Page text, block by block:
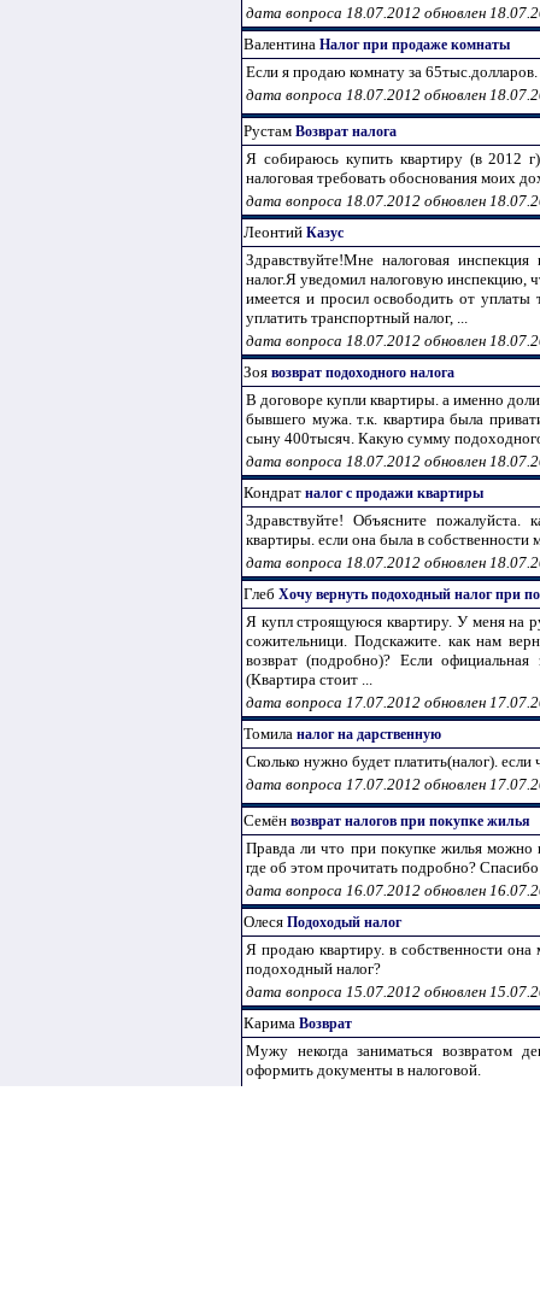
дата вопроса 18.07.2012 обновлен
Валентина Налог при продаже комнаты
Если я продаю комнату за 65тыс.долларов.
дата вопроса 18.07.2012 обновлен
Рустам Возврат налога
Я собираюсь купить квартиру (в 2012
налоговая требовать обоснования моих
дата вопроса 18.07.2012 обновлен
Леонтий Казус
Здравствуйте!Мне налоговая
налог.Я уведомил налоговую инспекцию,
имеется и просил освободить от уплаты
уплатить транспортный налог, ...
дата вопроса 18.07.2012 обновлен
Зоя возврат подоходного налога
В договоре купли квартиры. а именно
бывшего мужа. т.к. квартира была
сыну 400тысяч. Какую сумму
дата вопроса 18.07.2012 обновлен
Кондрат налог с продажи квартиры
Здравствуйте! Объясните
квартиры. если она была в собственности
дата вопроса 18.07.2012 обновлен
Глеб Хочу вернуть подоходный налог при
Я купл строящуюся квартиру. У меня на
сожительници. Подскажите. как нам
возврат (подробно)? Если
(Квартира стоит ...
дата вопроса 17.07.2012 обновлен
Томила налог на дарственную
Сколько нужно будет платить(налог).
дата вопроса 17.07.2012 обновлен
Семён возврат налогов при покупке жилья
Правда ли что при покупке жилья можно
где об этом прочитать подробно?
дата вопроса 16.07.2012 обновлен
Олеся Подоходый налог
Я продаю квартиру. в собственности она
подоходный налог?
дата вопроса 15.07.2012 обновлен
Карима Возврат
Мужу некогда заниматься возвратом
оформить документы в налоговой.